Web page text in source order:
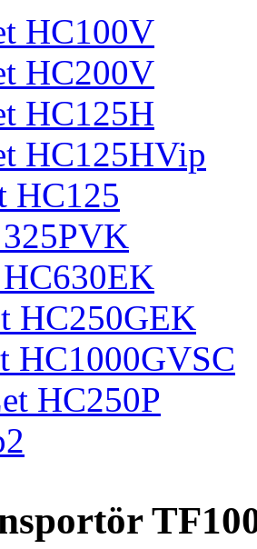
HC100V
HC200V
HC125H
HC125HVip
HC125
HC250GEK
HC1000GVSC
HC250P